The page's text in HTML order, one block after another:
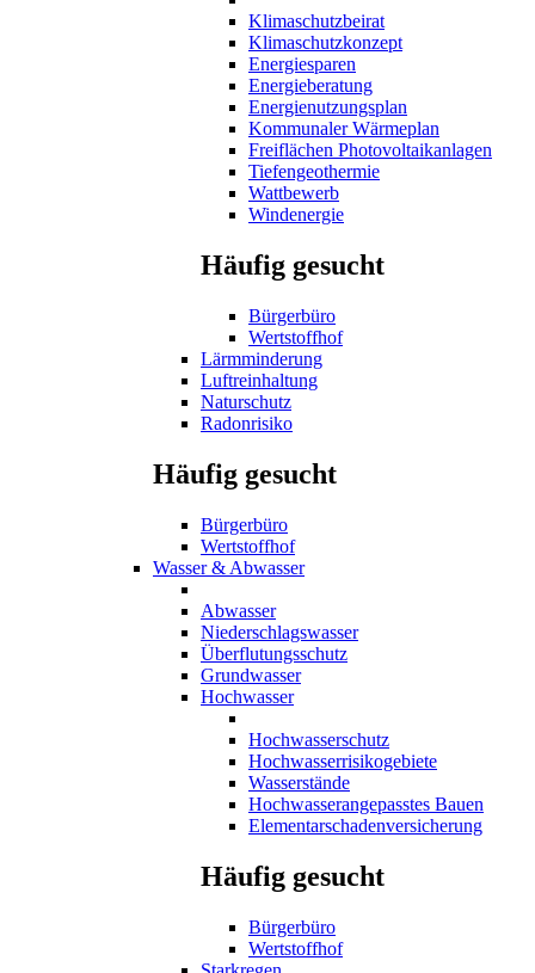
Klimaschutzbeirat
Klimaschutzkonzept
Energiesparen
Energieberatung
Energienutzungsplan
Kommunaler Wärmeplan
Freiflächen Photovoltaikanlagen
Tiefengeothermie
Wattbewerb
Windenergie
Häufig gesucht
Bürgerbüro
Wertstoffhof
Lärmminderung
Luftreinhaltung
Naturschutz
Radonrisiko
Häufig gesucht
Bürgerbüro
Wertstoffhof
Wasser & Abwasser
Abwasser
Niederschlagswasser
Überflutungsschutz
Grundwasser
Hochwasser
Hochwasserschutz
Hochwasserrisikogebiete
Wasserstände
Hochwasserangepasstes Bauen
Elementarschadenversicherung
Häufig gesucht
Bürgerbüro
Wertstoffhof